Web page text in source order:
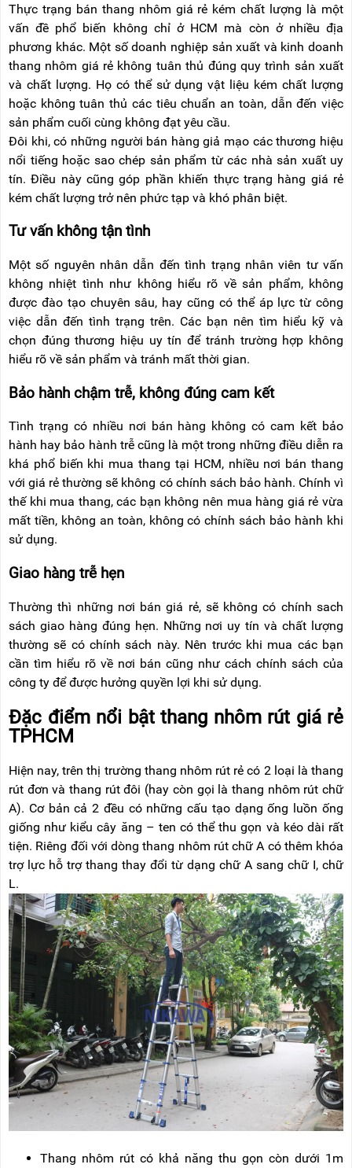
Thực trạng bán thang nhôm giá rẻ kém chất lượng là một
vấn đề phổ biến không chỉ ở HCM mà còn ở nhiều địa
phương khác. Một số doanh nghiệp sản xuất và kinh doanh
thang nhôm giá rẻ không tuân thủ đúng quy trình sản xuất
và chất lượng. Họ có thể sử dụng vật liệu kém chất lượng
hoặc không tuân thủ các tiêu chuẩn an toàn, dẫn đến việc
sản phẩm cuối cùng không đạt yêu cầu.
Đôi khi, có những người bán hàng giả mạo các thương hiệu
nổi tiếng hoặc sao chép sản phẩm từ các nhà sản xuất uy
tín. Điều này cũng góp phần khiến thực trạng hàng giá rẻ
kém chất lượng trở nên phức tạp và khó phân biệt.
Tư vấn không tận tình
Một số nguyên nhân dẫn đến tình trạng nhân viên tư vấn
không nhiệt tình như không hiểu rõ về sản phẩm, không
được đào tạo chuyên sâu, hay cũng có thể áp lực từ công
việc dẫn đến tình trạng trên. Các bạn nên tìm hiểu kỹ và
chọn đúng thương hiệu uy tín để tránh trường hợp không
hiểu rõ về sản phẩm và tránh mất thời gian.
Bảo hành chậm trễ, không đúng cam kết
Tình trạng có nhiều nơi bán hàng không có cam kết bảo
hành hay bảo hành trễ cũng là một trong những điều diễn ra
khá phổ biến khi mua thang tại HCM, nhiều nơi bán thang
với giá rẻ thường sẽ không có chính sách bảo hành. Chính vì
thế khi mua thang, các bạn không nên mua hàng giá rẻ vừa
mất tiền, không an toàn, không có chính sách bảo hành khi
sử dụng.
Giao hàng trễ hẹn
Thường thì những nơi bán giá rẻ, sẽ không có chính sach
sách giao hàng đúng hẹn. Những nơi uy tín và chất lượng
thường sẽ có chính sách này. Nên trước khi mua các bạn
cần tìm hiểu rõ về nơi bán cũng như cách chính sách của
công ty để được hưởng quyền lợi khi sử dụng.
Đặc điểm nổi bật thang nhôm rút giá rẻ
TPHCM
Hiện nay, trên thị trường thang nhôm rút rẻ có 2 loại là thang
rút đơn và thang rút đôi (hay còn gọi là thang nhôm rút chữ
A). Cơ bản cả 2 đều có những cấu tạo dạng ống luồn ống
giống như kiểu cây ăng – ten có thể thu gọn và kéo dài rất
tiện. Riêng đối với dòng thang nhôm rút chữ A có thêm khóa
trợ lực hỗ trợ thang thay đổi từ dạng chữ A sang chữ I, chữ
L.
Thang nhôm rút có khả năng thu gọn còn dưới 1m